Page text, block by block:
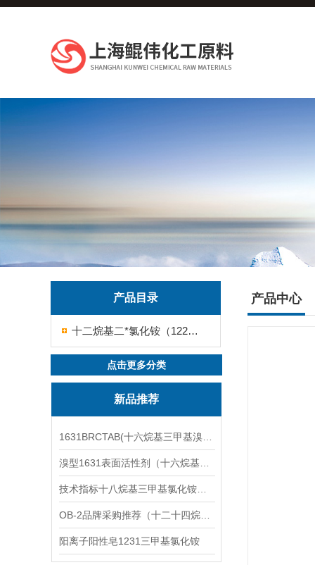
产品目录
十二烷基二*氯化铵（1227）
点击更多分类
新品推荐
阳离子阳性皂1231三甲基氯化铵
产品中心